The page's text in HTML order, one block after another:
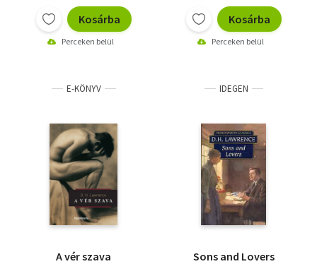
Kosárba
Perceken belül
Kosárba
Perceken belül
E-KÖNYV
A vér szava
IDEGEN
Sons and Lovers